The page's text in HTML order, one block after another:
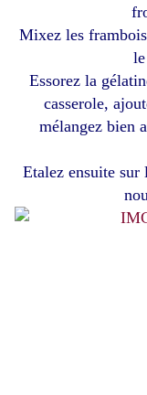
Mixez les
Essorez la
casserole,
mélangez bien
Etalez ensuite sur